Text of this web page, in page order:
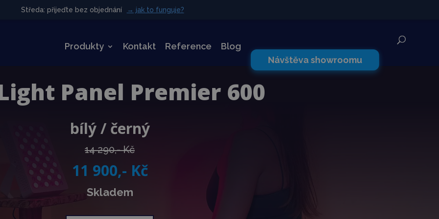
Produkty Kontakt Reference
Blog
Návštěva showroomu
Panel Premier 600
bílý / černý
14 290,- Kč
11 900,- Kč
Skladem
Středa: přijeďte bez objednání → jak to funguje?
Středa: přijeďte bez objednání → jak to funguje?